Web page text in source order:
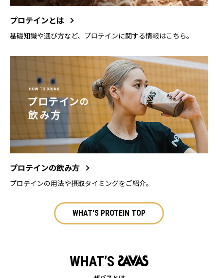
プロテインとは
基礎知識や選び方など、プロテインに関する情報はこちら。
プロテインの飲み方
プロテインの用法や摂取タイミングをご紹介。
WHAT'S PROTEIN TOP
WHAT’S